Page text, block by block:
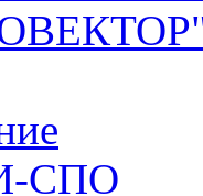
СПО